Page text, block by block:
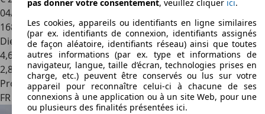
04/2017
168 468 km
Diesel
4,6 l/100 km (mixte)
2,8
Professionnel
FR 59000Lille
pas donner votre consentement, veuillez cliquer ici.
Les cookies, appareils ou identifiants en ligne similaires
(par ex. identifiants de connexion, identifiants assignés
de façon aléatoire, identifiants réseau) ainsi que toutes
autres informations (par ex. type et informations de
navigateur, langue, taille d’écran, technologies prises en
charge, etc.) peuvent être conservés ou lus sur votre
appareil pour reconnaître celui-ci à chacune de ses
connexions à une application ou à un site Web, pour une
ou plusieurs des finalités présentées ici.